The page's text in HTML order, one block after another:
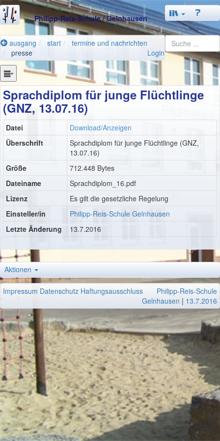
Philipp-Reis-Schule/ Gelnhausen
ausgang start
termine und nachrichten
presse
Login
Sprachdiplom für junge Flüchtlinge
(GNZ, 13.07.16)
Datei
Download/Anzeigen
Überschrift
Sprachdiplom für junge Flüchtlinge (GNZ,
13.07.16)
Größe
712.448 Bytes
Dateiname
Sprachdiplom_16.pdf
Lizenz
Es gilt die gesetzliche Regelung
Einsteller/in
Philipp-Reis-Schule Gelnhausen
Letzte Änderung
13.7.2016
Aktionen
Impressum Datenschutz Haftungsausschluss
Philipp-Reis-Schule
Gelnhausen | 13.7.2016